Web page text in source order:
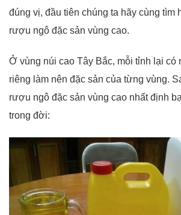
đúng vị, đầu tiên chúng ta hãy cùng tìm
rượu ngô đặc sản vùng cao.
Ở vùng núi cao Tây Bắc, mỗi tỉnh lại có
riêng làm nên đặc sản của từng vùng.
rượu ngô đặc sản vùng cao nhất định
trong đời: